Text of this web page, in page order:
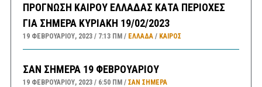
ΠΡΟΓΝΩΣΗ ΚΑΙΡΟΥ ΕΛΛΑΔΑΣ ΚΑΤΑ ΠΕΡΙΟΧΕΣ
ΓΙΑ ΣΗΜΕΡΑ ΚΥΡΙΑΚΗ 19/02/2023
19 ΦΕΒΡΟΥΑΡΊΟΥ, 2023 7:13 ΠΜ ΕΛΛΑΔA/ ΚΑΙΡΌΣ
ΣΑΝ ΣΗΜΕΡΑ 19 ΦΕΒΡΟΥΑΡΙΟΥ
19 ΦΕΒΡΟΥΑΡΊΟΥ, 2023 6:50 ΠΜ ΣΑΝ ΣΉΜΕΡΑ